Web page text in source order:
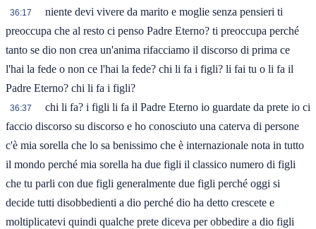
36:17
niente devi vivere da marito e moglie senza pensieri ti
preoccupa che al resto ci penso Padre Eterno? ti preoccupa perché
tanto se dio non crea un'anima rifacciamo il discorso di prima ce
l'hai la fede o non ce l'hai la fede? chi li fa i figli? li fai tu o li fa il
Padre Eterno? chi li fa i figli?
36:37
chi li fa? i figli li fa il Padre Eterno io guardate da prete io ci
faccio discorso su discorso e ho conosciuto una caterva di persone
c'è mia sorella che lo sa benissimo che è internazionale nota in tutto
il mondo perché mia sorella ha due figli il classico numero di figli
che tu parli con due figli generalmente due figli perché oggi si
decide tutti disobbedienti a dio perché dio ha detto crescete e
moltiplicatevi quindi qualche prete diceva per obbedire a dio figli